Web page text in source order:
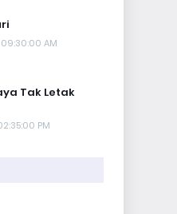
AM
Tak Letak
PM